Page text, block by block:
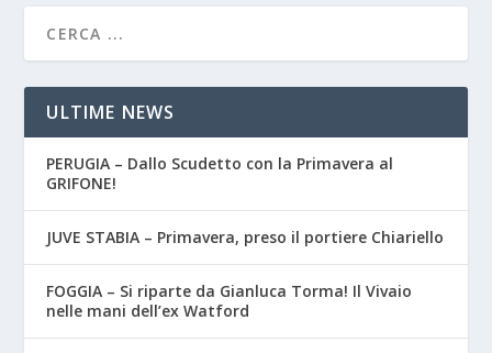
ULTIME NEWS
PERUGIA – Dallo Scudetto con la Primavera al
GRIFONE!
JUVE STABIA – Primavera, preso il portiere Chiariello
FOGGIA – Si riparte da Gianluca Torma! Il Vivaio
nelle mani dell’ex Watford